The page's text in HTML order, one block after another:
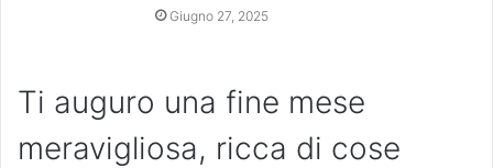
Giugno 27, 2025
Ti auguro una fine mese
meravigliosa, ricca di cose